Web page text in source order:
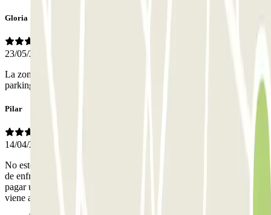
Gloria
23/05/2026
La zona está muy bien, entré y salí sin problema. Recomiendo este
parking si se te da bien maniobrar. En mi caso, sin queja alguna.
Pilar
14/04/2026
No estoy contenta dado que me confundí del lugar, siempre cojo el
de enfrente Melia princesa, y muy bien, me equivoqué y tuve que
pagar una noche extra , el del cubo es muy estrecho y además si
viene alguien es difícil maniobrar para salir, realmente no